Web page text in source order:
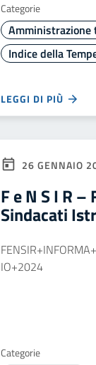
Categorie
Amministrazione
Indice della
LEGGI DI PIÙ
26 GENNAIO
F e N S I R
Sindacati
IO+2024
Categorie